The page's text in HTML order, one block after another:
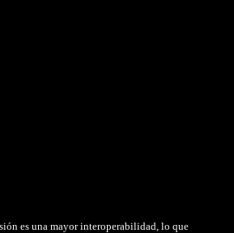
es una mayor interoperabilidad, lo que